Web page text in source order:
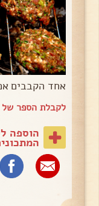
אחד הקבבים
לקבלת הספר
הוספה